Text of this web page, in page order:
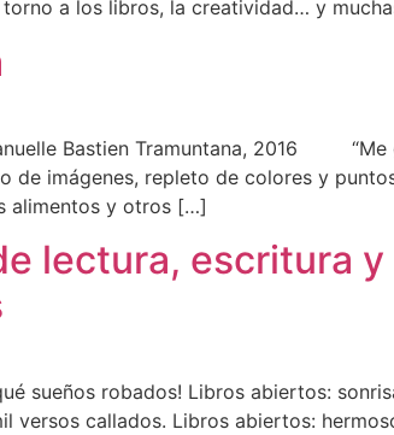
a los libros, la creatividad… y
Bastien Tramuntana, 2016 “Me
de imágenes, repleto de colores y
alimentos y otros […]
lectura, escritura
sueños robados! Libros abiertos:
versos callados. Libros abiertos: